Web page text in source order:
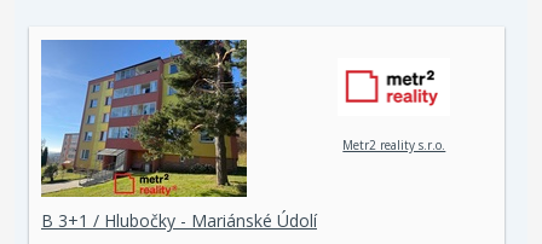
Metr2 reality s.r.o.
B 3+1 / Hlubočky - Mariánské Údolí